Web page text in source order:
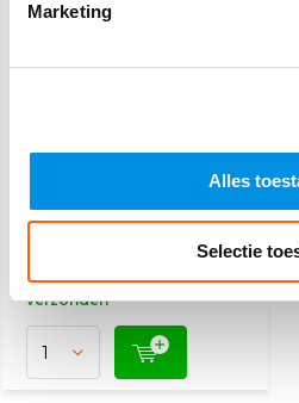
Marketing
Alles
Selectie
5,10
besteld, zelfde dag
verzonden